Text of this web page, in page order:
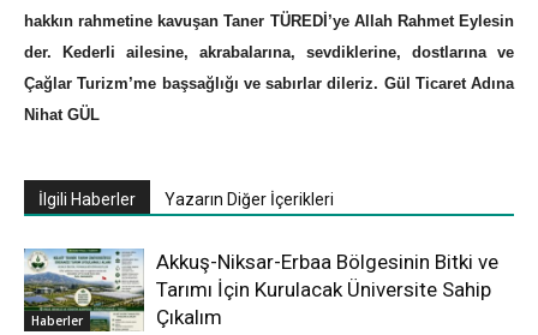
hakkın rahmetine kavuşan Taner TÜREDİ’ye Allah Rahmet Eylesin
der. Kederli ailesine, akrabalarına, sevdiklerine, dostlarına ve
Çağlar Turizm’me başsağlığı ve sabırlar dileriz. Gül Ticaret Adına
Nihat GÜL
İlgili Haberler Yazarın Diğer İçerikleri
Haberler
Akkuş-Niksar-Erbaa Bölgesinin Bitki ve
Tarımı İçin Kurulacak Üniversite Sahip
Çıkalım